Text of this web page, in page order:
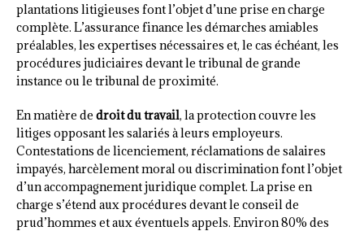
plantations litigieuses font l’objet d’une prise en charge
complète. L’assurance finance les démarches amiables
préalables, les expertises nécessaires et, le cas échéant, les
procédures judiciaires devant le tribunal de grande
instance ou le tribunal de proximité.
En matière de droit du travail, la protection couvre les
litiges opposant les salariés à leurs employeurs.
Contestations de licenciement, réclamations de salaires
impayés, harcèlement moral ou discrimination font l’objet
d’un accompagnement juridique complet. La prise en
charge s’étend aux procédures devant le conseil de
prud’hommes et aux éventuels appels. Environ 80% des